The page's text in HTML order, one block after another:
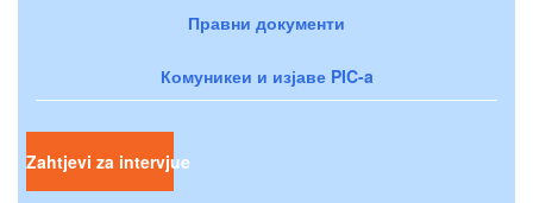
Правни документи
Комуникеи и изјаве PIC-a
Zahtjevi za intervjue